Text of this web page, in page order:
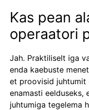
Kas pean
operaatori
Jah. Praktiliselt iga
enda kaebuste
et proovisid juhtumit
enamasti eelduseks,
juhtumiga tegelema